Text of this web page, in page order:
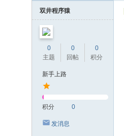
双井程序猿
0
主题
0
回帖
0
积分
新手上路
积分 0
发消息